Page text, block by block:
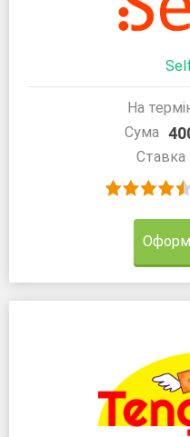
На
Сума
Ставка